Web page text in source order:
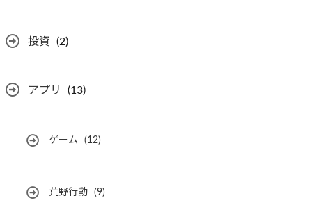
投資 (2)
アプリ (13)
ゲーム (12)
荒野行動 (9)